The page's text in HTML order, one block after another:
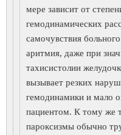
мере зависит от
гемодинамических
самочувствия
аритмия, даже при
тахисистолии
вызывает резких
гемодинамики и мало
пациентом. К тому же
пароксизмы обычно